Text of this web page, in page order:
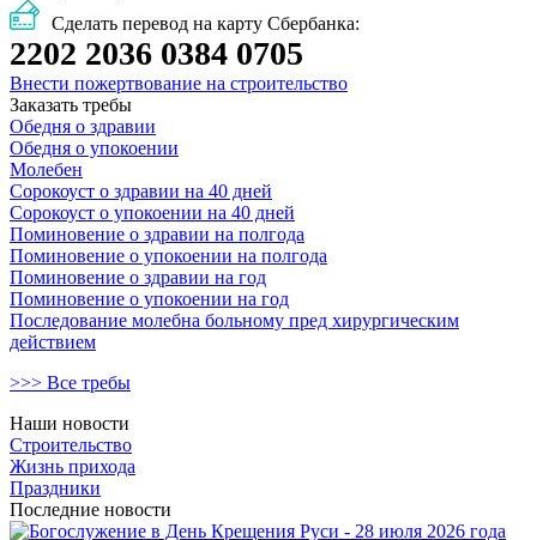
Сделать перевод на карту Сбербанка:
2202 2036 0384 0705
Внести пожертвование на строительство
Заказать требы
Обедня о здравии
Обедня о упокоении
Молебен
Сорокоуст о здравии на 40 дней
Сорокоуст о упокоении на 40 дней
Поминовение о здравии на полгода
Поминовение о упокоении на полгода
Поминовение о здравии на год
Поминовение о упокоении на год
Последование молебна больному пред хирургическим
действием
>>> Все требы
Наши новости
Строительство
Жизнь прихода
Праздники
Последние новости